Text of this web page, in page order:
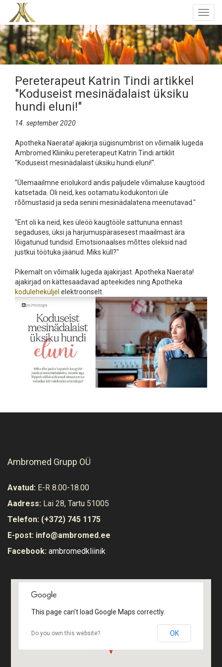
Pereterapeut Katrin Tindi artikkel
"Koduseist mesinädalaist üksiku
hundi eluni!"
14. september 2020
Apotheka Naerata! ajakirja sügisnumbrist on võimalik lugeda
Ambromed Kliiniku pereterapeut Katrin Tindi artiklit
"Koduseist mesinädalaist üksiku hundi eluni!".
"Ülemaailmne eriolukord andis paljudele võimaluse kaugtööd
katsetada. Oli neid, kes ootamatu kodukontori üle
rõõmustasid ja seda senini mesinädalatena meenutavad."
"Ent oli ka neid, kes üleöö kaugtööle sattununa ennast
segaduses, üksi ja harjumuspärasesest maailmast ära
lõigatunud tundsid. Emotsionaalses mõttes oleksid nad
justkui töötuka jäänud. Miks küll?"
Pikemalt on võimalik lugeda ajakirjast. Apotheka Naerata!
ajakirjad on kättesaadavad apteekides ning Apotheka
koduleheküljel elektroonselt.
Ambromed Grupp OÜ
Avatud: E-R 8.00-18.00
Aadress: Lai 28, Tartu 51005
Telefon: (+372) 745 1175
E-post: info@ambromed.ee
Facebook: ambromedkliinik
This page can't load Google Maps correctly.
Do you own this website? OK